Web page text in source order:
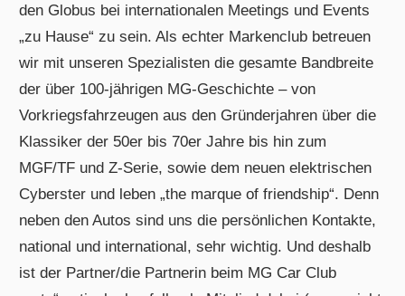
den Globus bei internationalen Meetings und Events
„zu Hause“ zu sein. Als echter Markenclub betreuen
wir mit unseren Spezialisten die gesamte Bandbreite
der über 100-jährigen MG-Geschichte – von
Vorkriegsfahrzeugen aus den Gründerjahren über die
Klassiker der 50er bis 70er Jahre bis hin zum
MGF/TF und Z-Serie, sowie dem neuen elektrischen
Cyberster und leben „the marque of friendship“. Denn
neben den Autos sind uns die persönlichen Kontakte,
national und international, sehr wichtig. Und deshalb
ist der Partner/die Partnerin beim MG Car Club